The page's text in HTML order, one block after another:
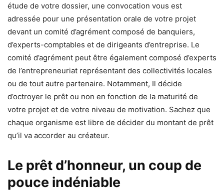
étude de votre dossier, une convocation vous est
adressée pour une présentation orale de votre projet
devant un comité d’agrément composé de banquiers,
d’experts-comptables et de dirigeants d’entreprise. Le
comité d’agrément peut être également composé d’experts
de l’entrepreneuriat représentant des collectivités locales
ou de tout autre partenaire. Notamment, Il décide
d’octroyer le prêt ou non en fonction de la maturité de
votre projet et de votre niveau de motivation. Sachez que
chaque organisme est libre de décider du montant de prêt
qu’il va accorder au créateur.
Le prêt d’honneur, un coup de
pouce indéniable